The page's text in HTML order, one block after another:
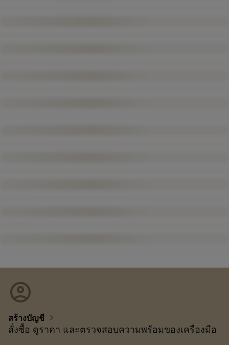
account_circle
สร้างบัญชี chevron_right
สั่งซื้อ ดูราคา และตรวจสอบความพร้อมของเครื่องมือ